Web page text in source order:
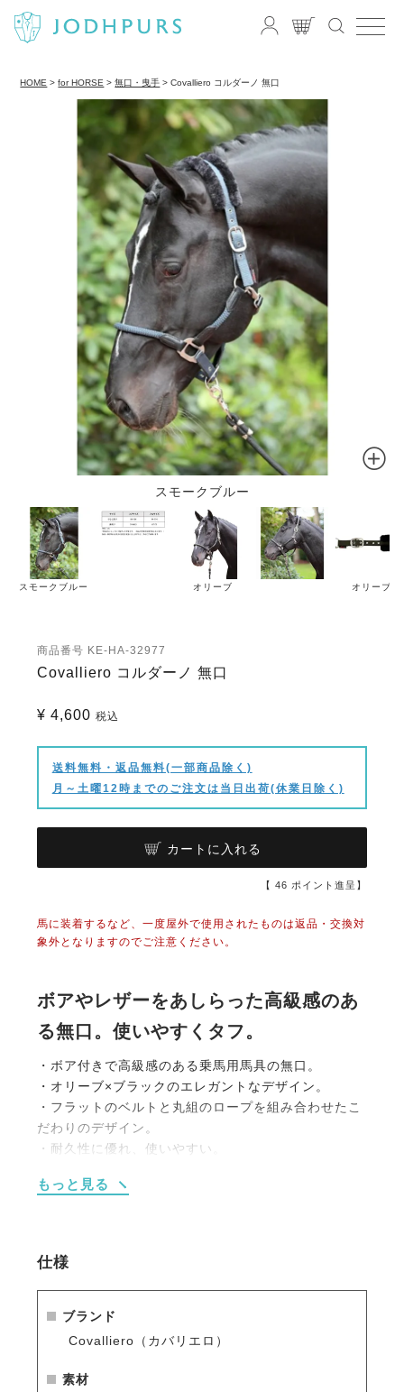
HOME for HORSE 無口・曳手 Covalliero コルダーノ 無口
スモークブルー
スモークブルー オリーブ オリーブ
商品番号 KE-HA-32977
Covalliero コルダーノ 無口
¥ 4,600 税込
送料無料・返品無料(一部商品除く)
月～土曜12時までのご注文は当日出荷(休業日除く)
カートに入れる
【 46 ポイント進呈】
馬に装着するなど、一度屋外で使用されたものは返品・交換対
象外となりますのでご注意ください。
ボアやレザーをあしらった高級感のあ
る無口。使いやすくタフ。
・ボア付きで高級感のある乗馬用馬具の無口。
・オリーブ×ブラックのエレガントなデザイン。
・フラットのベルトと丸組のロープを組み合わせたこ
だわりのデザイン。
・耐久性に優れ、使いやすい。
もっと見る
仕様
ブランド
Covalliero（カバリエロ）
素材